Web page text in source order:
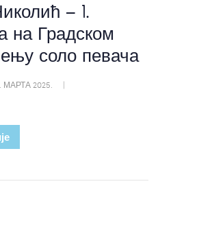
– 1.
на Градском
соло певача
МАРТА 2025.